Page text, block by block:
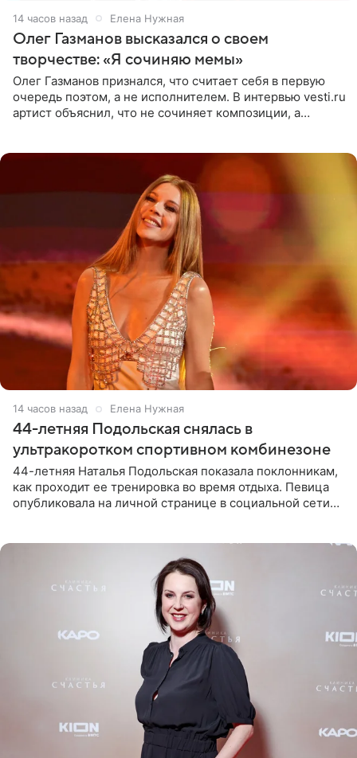
14 часов назад Елена Нужная
Олег Газманов высказался о своем
творчестве: «Я сочиняю мемы»
Олег Газманов признался, что считает себя в первую
очередь поэтом, а не исполнителем. В интервью vesti.ru
артист объяснил, что не сочиняет композиции, а
14 часов назад Елена Нужная
44-летняя Подольская снялась в
ультракоротком спортивном комбинезоне
44-летняя Наталья Подольская показала поклонникам,
как проходит ее тренировка во время отдыха. Певица
опубликовала на личной странице в социальной сети